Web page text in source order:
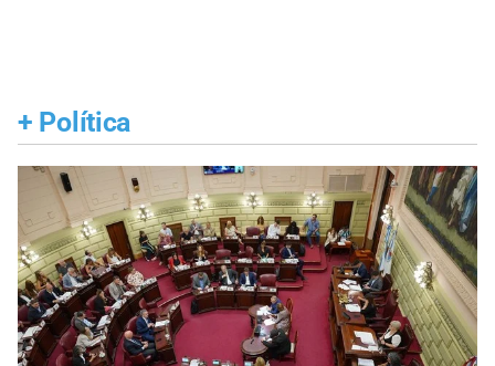
+ Política